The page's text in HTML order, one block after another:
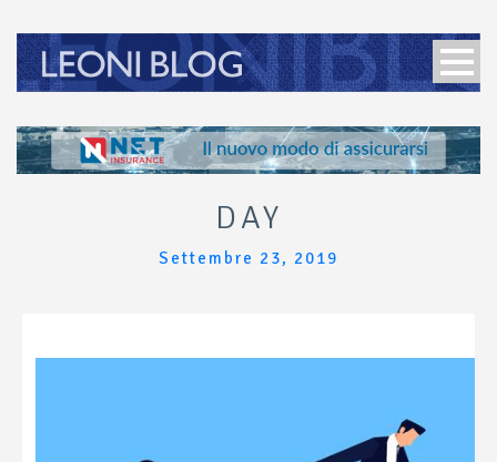
DAY
Settembre 23, 2019